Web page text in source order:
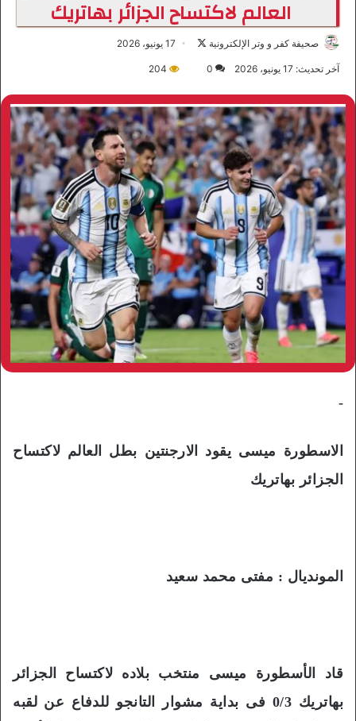
العالم لاكتساح الجزائر بهاتريك
صحيفة كفر و وتر الإلكترونية
ع
ل
ى
X
17 يونيو، 2026
آخر تحديث: 17 يونيو، 2026 0
204
-
الاسطورة ميسى يقود الارجنتين بطل العالم لاكتساح
الجزائر بهاتريك
المونديال : مفتى محمد سعيد
قاد الأسطورة ميسى منتخب بلاده لاكتساح الجزائر
بهاتريك 0/3 فى بداية مشوار التانجو للدفاع عن لقبه